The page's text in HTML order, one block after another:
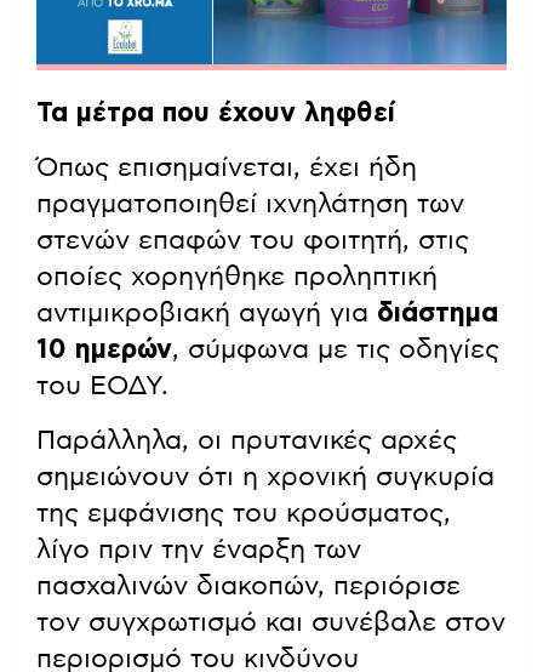
Τα μέτρα που έχουν ληφθεί
Όπως επισημαίνεται, έχει ήδη
πραγματοποιηθεί ιχνηλάτηση των
στενών επαφών του φοιτητή, στις
οποίες χορηγήθηκε προληπτική
αντιμικροβιακή αγωγή για διάστημα
10 ημερών, σύμφωνα με τις οδηγίες
του ΕΟΔΥ.
Παράλληλα, οι πρυτανικές αρχές
σημειώνουν ότι η χρονική συγκυρία
της εμφάνισης του κρούσματος,
λίγο πριν την έναρξη των
πασχαλινών διακοπών, περιόρισε
τον συγχρωτισμό και συνέβαλε στον
περιορισμό του κινδύνου